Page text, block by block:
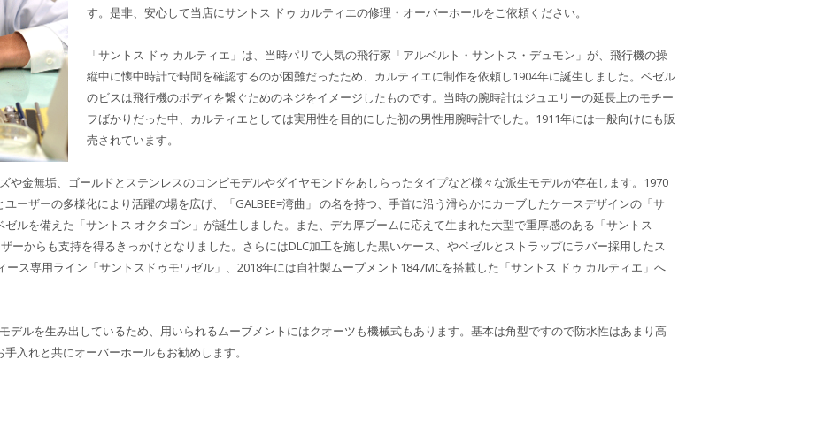
す。是非、安心して当店にサントス ドゥ カルティエの修理・オーバーホールをご依頼ください。
「サントス ドゥ カルティエ」は、当時パリで人気の飛行家「アルベルト・サントス・デュモン」が、飛行機の操
縦中に懐中時計で時間を確認するのが困難だったため、カルティエに制作を依頼し1904年に誕生しました。ベゼル
のビスは飛行機のボディを繋ぐためのネジをイメージしたものです。当時の腕時計はジュエリーの延長上のモチー
フばかりだった中、カルティエとしては実用性を目的にした初の男性用腕時計でした。1911年には一般向けにも販
売されています。
や金無垢、ゴールドとステンレスのコンビモデルやダイヤモンドをあしらったタイプなど様々な派生モデルが存在します。1970
ーザーの多様化により活躍の場を広げ、「GALBEE=湾曲」 の名を持つ、手首に沿う滑らかにカーブしたケースデザインの「サ
ルを備えた「サントス オクタゴン」が誕生しました。また、デカ厚ブームに応えて生まれた大型で重厚感のある「サントス
ーからも支持を得るきっかけとなりました。さらにはDLC加工を施した黒いケース、やベゼルとストラップにラバー採用したス
ス専用ライン「サントスドゥモワゼル」、2018年には自社製ムーブメント1847MCを搭載した「サントス ドゥ カルティエ」へ
デルを生み出しているため、用いられるムーブメントにはクオーツも機械式もあります。基本は角型ですので防水性はあまり高
入れと共にオーバーホールもお勧めします。